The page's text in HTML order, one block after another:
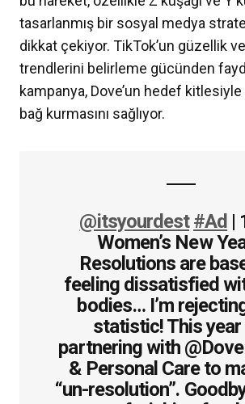
tasarlanmış bir sosyal medya
dikkat çekiyor. TikTok’un güzellik
trendlerini belirleme gücünden
kampanya, Dove’un hedef
bağ kurmasını sağlıyor.
@itsyourdest #Ad |
Women’s New
Resolutions are
feeling dissatisfied
bodies… I’m
statistic! This year
partnering with
& Personal Care to
“un-resolution”.